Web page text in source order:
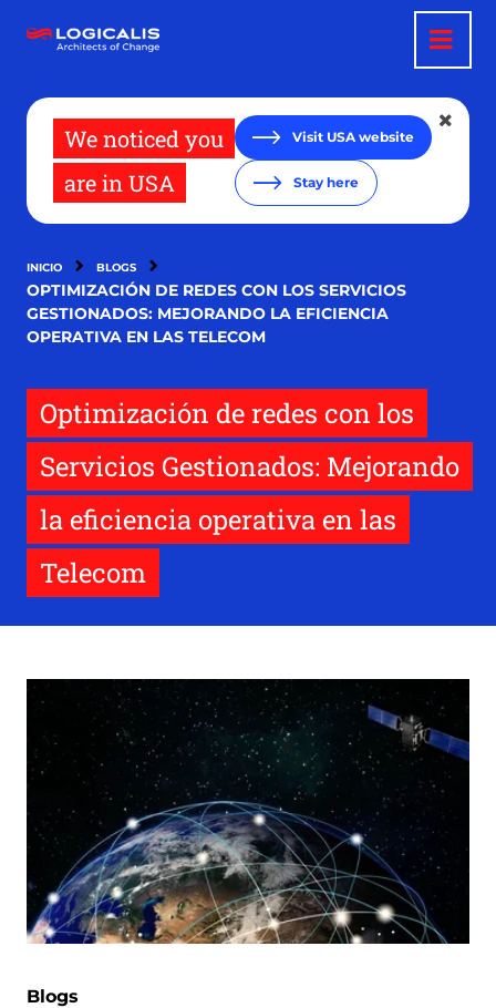
contenido
We noticed you
are in USA
Visit USA website
Stay here
INICIO BLOGS
OPTIMIZACIÓN DE REDES CON LOS SERVICIOS
GESTIONADOS: MEJORANDO LA EFICIENCIA
OPERATIVA EN LAS TELECOM
Optimización de redes con los
Servicios Gestionados: Mejorando
la eficiencia operativa en las
Telecom
Blogs